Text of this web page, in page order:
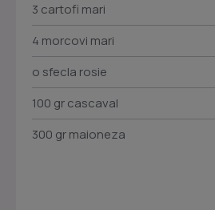
3 cartofi mari
4 morcovi mari
o sfecla rosie
100 gr cascaval
300 gr maioneza